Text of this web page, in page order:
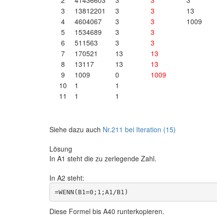
3
13812201 3 3
13
4
4604067 3 3
1009
5
1534689 3
3
6
511563 3
3
7
170521 13
13
8
13117 13
13
9
1009 0
1009
10
1
1
11
1 1
Siehe dazu auch Nr.211 bei Iteration (15)
Lösung
In A1 steht die zu zerlegende Zahl.
In A2 steht:
Diese Formel bis A40 runterkopieren.